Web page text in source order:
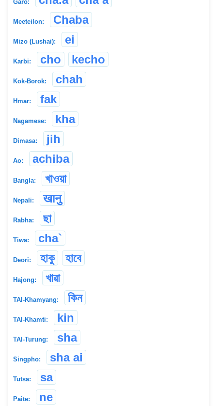
Garo:
Meeteilon: Chaba
Mizo (Lushai): ei
Karbi: cho kecho
Kok-Borok: chah
Hmar: fak
Nagamese: kha
Dimasa: jih
Ao: achiba
Bangla: খাওয়া
Nepali: खानु
Rabha: ছা
Tiwa: cha`
Deori: হাকু হাবে
Hajong: খাৱা
TAI-Khamyang: কিন
TAI-Khamti: kin
TAI-Turung: sha
Singpho: sha ai
Tutsa: sa
Paite: ne